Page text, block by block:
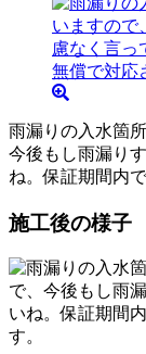
雨漏りの入水箇
今後もし雨漏り
ね。保証期間内
施工後の様子